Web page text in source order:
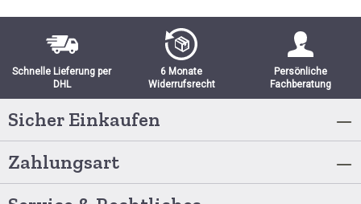
Schnelle Lieferung per
DHL
6 Monate
Widerrufsrecht
Persönliche
Fachberatung
Sicher Einkaufen
Zahlungsart